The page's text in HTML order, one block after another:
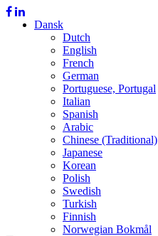
Dansk
Dutch
English
French
German
Portuguese, Portugal
Italian
Spanish
Arabic
Chinese (Traditional)
Japanese
Korean
Polish
Swedish
Turkish
Finnish
Norwegian Bokmål